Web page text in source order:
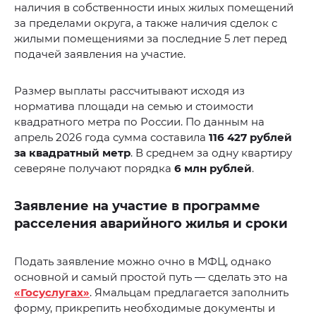
наличия в собственности иных жилых помещений
за пределами округа, а также наличия сделок с
жилыми помещениями за последние 5 лет перед
подачей заявления на участие.
Размер выплаты рассчитывают исходя из
норматива площади на семью и стоимости
квадратного метра по России. По данным на
апрель 2026 года сумма составила 116 427 рублей
за квадратный метр. В среднем за одну квартиру
северяне получают порядка 6 млн рублей.
Заявление на участие в программе
расселения аварийного жилья и сроки
Подать заявление можно очно в МФЦ, однако
основной и самый простой путь — сделать это на
«Госуслугах». Ямальцам предлагается заполнить
форму, прикрепить необходимые документы и